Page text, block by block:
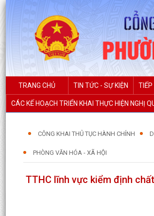
TRANG CHỦ TIN TỨC - SỰ KIỆN TIẾP
CÁC KẾ HOẠCH TRIỂN KHAI THỰC HIỆN NGHỊ
CÔNG KHAI THỦ TỤC HÀNH CHÍNH
PHÒNG VĂN HÓA - XÃ HỘI
TTHC lĩnh vực kiểm định